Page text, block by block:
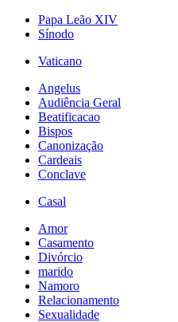
Papa Leão XIV
Sínodo
Vaticano
Angelus
Audiência Geral
Beatificacao
Bispos
Canonização
Cardeais
Conclave
Casal
Amor
Casamento
Divórcio
marido
Namoro
Relacionamento
Sexualidade